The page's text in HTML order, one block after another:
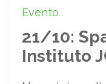
Evento
21/10:
Instituto